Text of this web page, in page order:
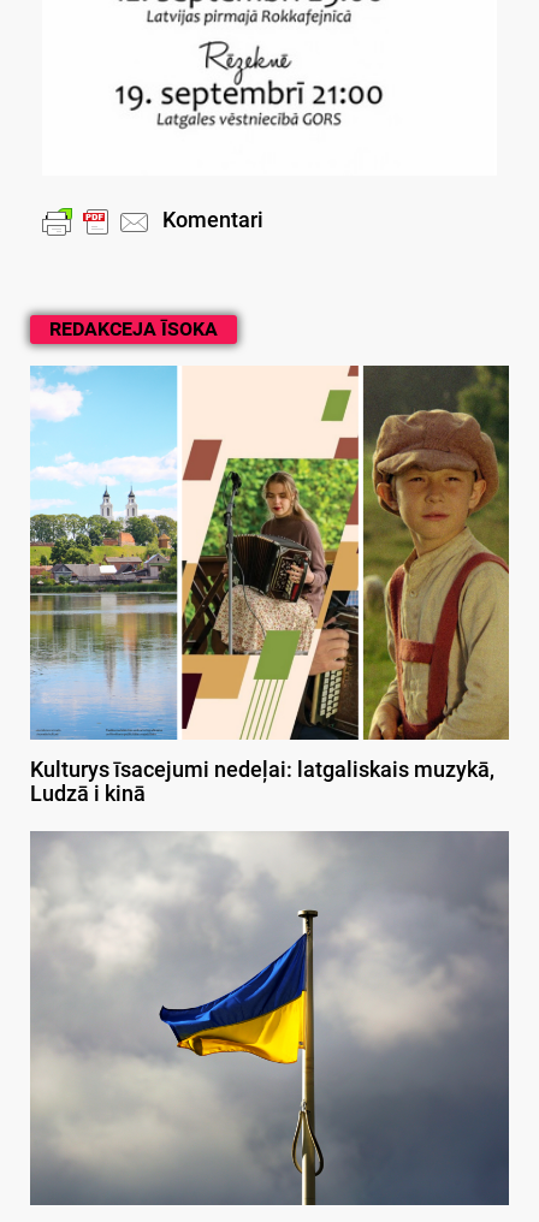
REDAKCEJA ĪSOKA
Kulturys īsacejumi nedeļai: latgaliskais muzykā,
Ludzā i kinā
Komentari